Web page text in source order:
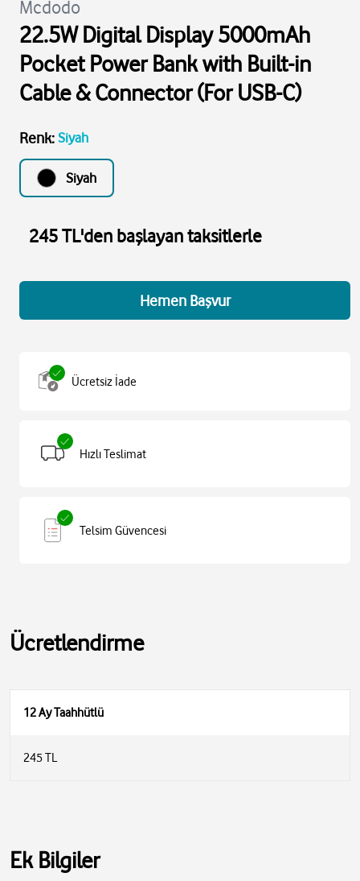
Mcdodo
22.5W Digital Display 5000mAh
Pocket Power Bank with Built-in
Cable & Connector (For USB-C)
Renk: Siyah
Siyah
245 TL'den başlayan taksitlerle
Hemen Başvur
Ücretsiz İade
Hızlı Teslimat
Telsim Güvencesi
Ücretlendirme
12 Ay Taahhütlü
245 TL
Ek Bilgiler